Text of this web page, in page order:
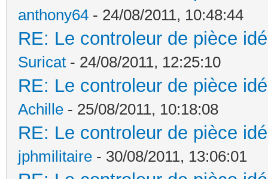
anthony64 - 24/08/2011, 10:48:44
RE: Le controleur de pièce
Suricat - 24/08/2011, 12:25:10
RE: Le controleur de pièce
Achille - 25/08/2011, 10:18:08
RE: Le controleur de pièce
jphmilitaire - 30/08/2011, 13:06:01